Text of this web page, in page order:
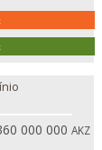
000 000AKZ